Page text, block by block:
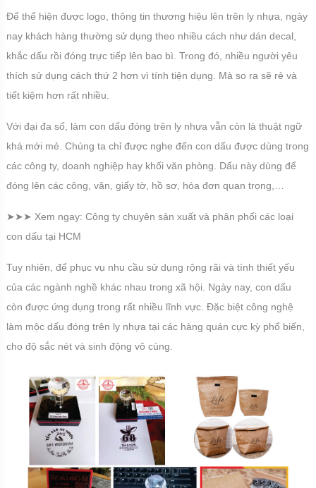
Để thể hiện được logo, thông tin thương hiệu lên trên ly nhựa, ngày
nay khách hàng thường sử dụng theo nhiều cách như dán decal,
khắc dấu rồi đóng trực tiếp lên bao bì. Trong đó, nhiều người yêu
thích sử dụng cách thứ 2 hơn vì tính tiện dụng. Mà so ra sẽ rẻ và
tiết kiệm hơn rất nhiều.
Với đại đa số, làm con dấu đóng trên ly nhựa vẫn còn là thuật ngữ
khá mới mẻ. Chúng ta chỉ được nghe đến con dấu được dùng trong
các công ty, doanh nghiệp hay khối văn phòng. Dấu này dùng để
đóng lên các công, văn, giấy tờ, hồ sơ, hóa đơn quan trọng,…
➤➤➤ Xem ngay: Công ty chuyên sản xuất và phân phối các loại
con dấu tại HCM
Tuy nhiên, để phục vụ nhu cầu sử dụng rộng rãi và tính thiết yếu
của các ngành nghề khác nhau trong xã hội. Ngày nay, con dấu
còn được ứng dụng trong rất nhiều lĩnh vực. Đặc biệt công nghệ
làm mộc dấu đóng trên ly nhựa tại các hàng quán cực kỳ phổ biến,
cho độ sắc nét và sinh động vô cùng.